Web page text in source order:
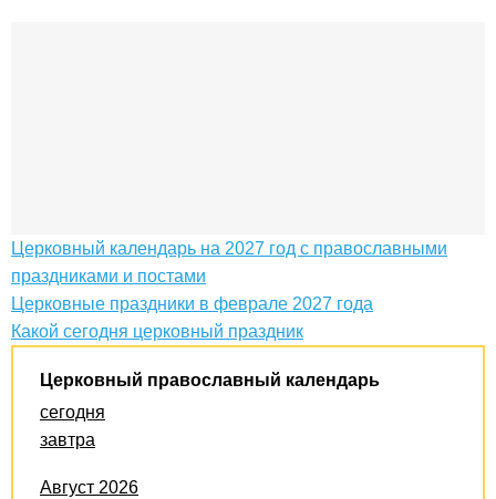
Церковный календарь на 2027 год с православными
праздниками и постами
Церковные праздники в феврале 2027 года
Какой сегодня церковный праздник
Церковный православный календарь
сегодня
завтра
Август 2026